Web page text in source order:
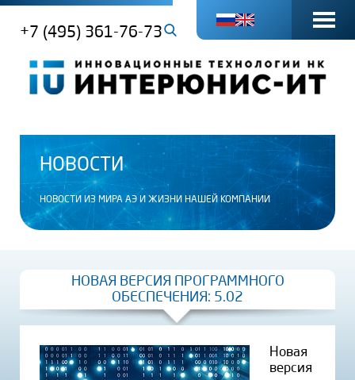
+7 (495) 361-76-73
НОВОСТИ
НОВОСТИ ИЗ МИРА АЭ И ЖИЗНИ НАШЕЙ КОМПАНИИ
НОВАЯ ВЕРСИЯ ПРОГРАММНОГО
ОБЕСПЕЧЕНИЯ: 5.02
Новая
версия